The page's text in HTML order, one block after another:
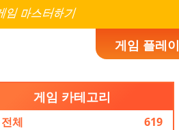
게임 플레이
게임 카테고리
전체
619